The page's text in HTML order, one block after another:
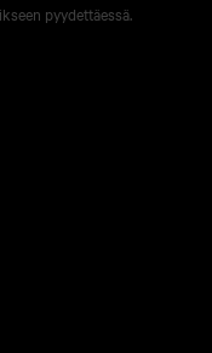
pyydettäessä.